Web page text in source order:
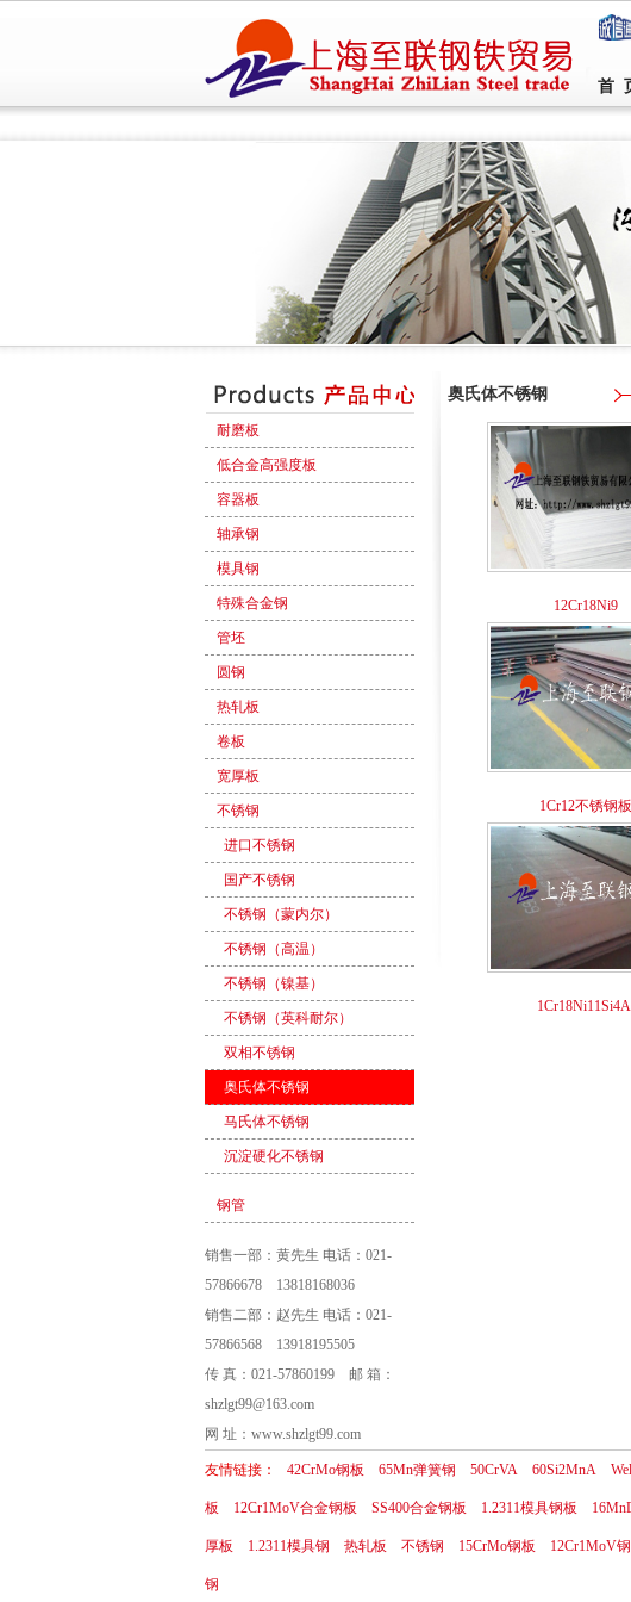
首
耐磨板
低合金高强度板
容器板
轴承钢
模具钢
特殊合金钢
管坯
圆钢
热轧板
卷板
宽厚板
不锈钢
进口不锈钢
国产不锈钢
不锈钢（蒙内尔）
不锈钢（高温）
不锈钢（镍基）
不锈钢（英科耐尔）
双相不锈钢
奥氏体不锈钢
马氏体不锈钢
沉淀硬化不锈钢
钢管
销售一部：黄先生 电话：021-
57866678 13818168036
销售二部：赵先生 电话：021-
57866568 13918195505
传 真：021-57860199 邮 箱：
shzlgt99@163.com
网 址：www.shzlgt99.com
奥氏体不锈钢
12Cr18Ni9
1Cr12不锈钢板
友情链接： 42CrMo钢板 65Mn弹簧钢 50CrVA 60Si2MnA
板 12Cr1MoV合金钢板 SS400合金钢板 1.2311模具钢板
厚板 1.2311模具钢 热轧板 不锈钢 15CrMo钢板 12Cr1MoV
钢